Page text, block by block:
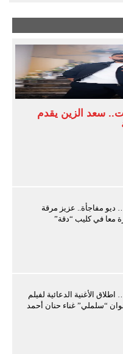
سعد الزين يقدم
ديو مفاجأة.. عزيز مرقة
معا في كليب “دقة”
الأغنية الدعائية لفيلم
“سلملي” غناء حنان أحمد